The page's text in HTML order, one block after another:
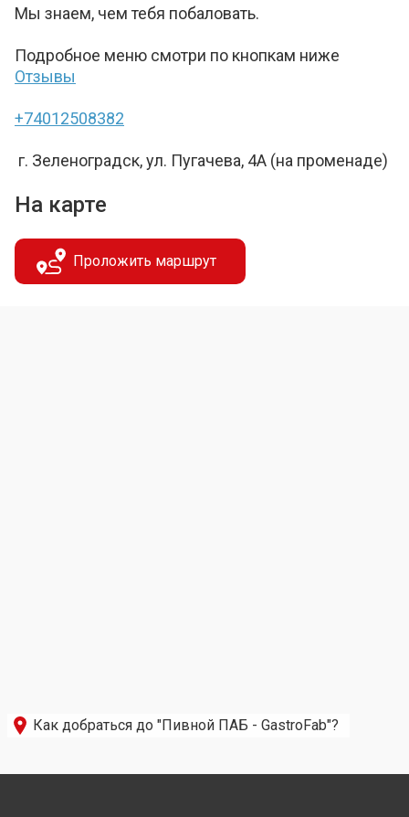
Мы знаем, чем тебя побаловать.
Подробное меню смотри по кнопкам ниже
Отзывы
+74012508382
г. Зеленоградск, ул. Пугачева, 4А (на променаде)
На карте
Проложить маршрут
Как добраться до "Пивной ПАБ - GastroFab"?